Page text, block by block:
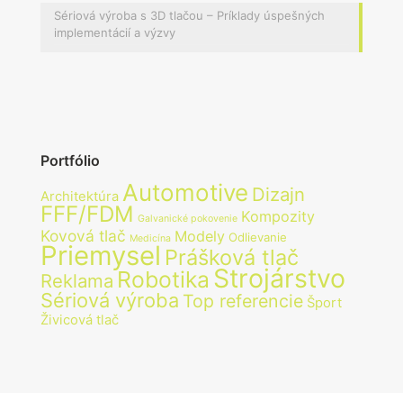
Sériová výroba s 3D tlačou – Príklady úspešných
implementácií a výzvy
Portfólio
Architektúra Automotive Dizajn
FFF/FDM Galvanické pokovenie Kompozity
Kovová tlač Medicína Modely Odlievanie
Priemysel Prášková tlač
Reklama Robotika Strojárstvo
Sériová výroba Top referencie Šport
Živicová tlač